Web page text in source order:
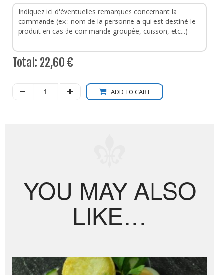
Total: 22,60 €
ADD TO CART
YOU MAY ALSO
LIKE…